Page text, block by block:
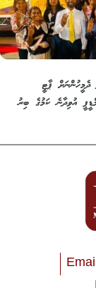
ޕާޓީ
އުވިދާނެ ކަމުގެ ބިރު